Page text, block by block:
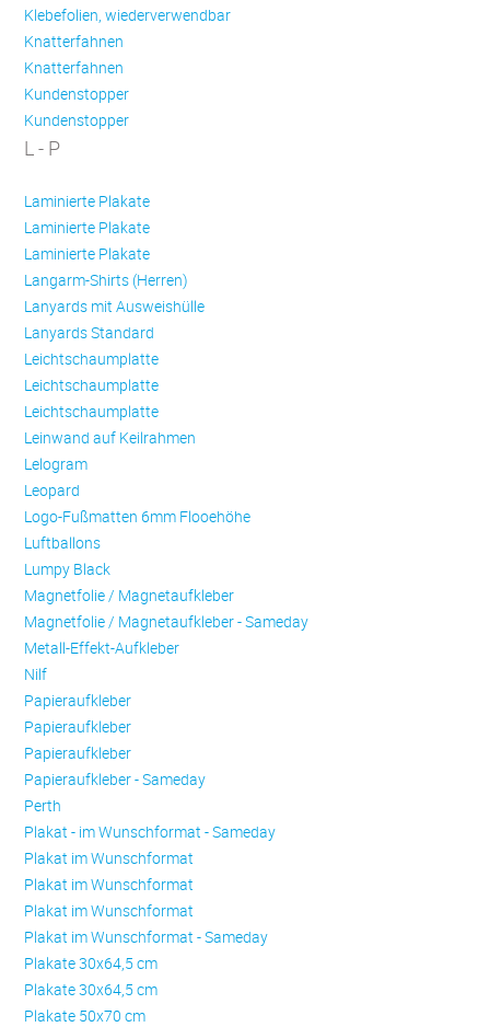
Klebefolien, wiederverwendbar
Knatterfahnen
Knatterfahnen
Kundenstopper
Kundenstopper
L - P
Laminierte Plakate
Laminierte Plakate
Laminierte Plakate
Langarm-Shirts (Herren)
Lanyards mit Ausweishülle
Lanyards Standard
Leichtschaumplatte
Leichtschaumplatte
Leichtschaumplatte
Leinwand auf Keilrahmen
Lelogram
Leopard
Logo-Fußmatten 6mm Flooehöhe
Luftballons
Lumpy Black
Magnetfolie / Magnetaufkleber
Magnetfolie / Magnetaufkleber - Sameday
Metall-Effekt-Aufkleber
Nilf
Papieraufkleber
Papieraufkleber
Papieraufkleber
Papieraufkleber - Sameday
Perth
Plakat - im Wunschformat - Sameday
Plakat im Wunschformat
Plakat im Wunschformat
Plakat im Wunschformat
Plakat im Wunschformat - Sameday
Plakate 30x64,5 cm
Plakate 30x64,5 cm
Plakate 50x70 cm